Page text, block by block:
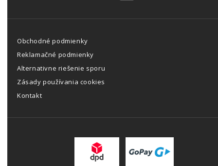
Obchodné podmienky
Reklamačné podmienky
Alternativne riešenie sporu
Zásady používania cookies
Kontakt